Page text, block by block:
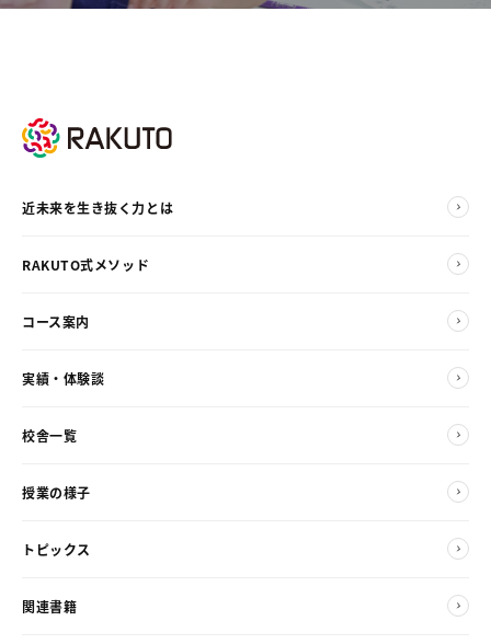
近未来を生き抜く力とは
RAKUTO式メソッド
コース案内
実績・体験談
校舎一覧
授業の様子
トピックス
関連書籍